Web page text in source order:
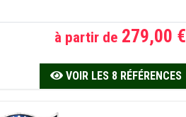
à partir de 279,00 €
VOIR LES 8 RÉFÉRENCES